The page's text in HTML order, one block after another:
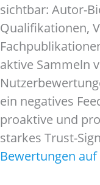
sichtbar: Autor-
Qualifikationen,
aktive Sammeln
ein negatives
proaktive und
starkes Trust-
Bewertungen